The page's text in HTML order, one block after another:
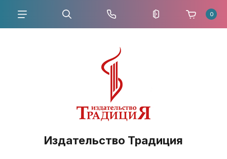
Издательство Традиция
0